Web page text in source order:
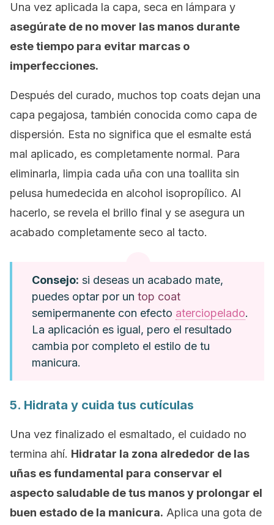
Una vez aplicada la capa, seca en lámpara y
asegúrate de no mover las manos durante
este tiempo para evitar marcas o
imperfecciones.
Después del curado, muchos top coats dejan una
capa pegajosa, también conocida como capa de
dispersión. Esta no significa que el esmalte está
mal aplicado, es completamente normal. Para
eliminarla, limpia cada uña con una toallita sin
pelusa humedecida en alcohol isopropílico. Al
hacerlo, se revela el brillo final y se asegura un
acabado completamente seco al tacto.
Consejo: si deseas un acabado mate,
puedes optar por un top coat
semipermanente con efecto aterciopelado.
La aplicación es igual, pero el resultado
cambia por completo el estilo de tu
manicura.
5. Hidrata y cuida tus cutículas
Una vez finalizado el esmaltado, el cuidado no
termina ahí. Hidratar la zona alrededor de las
uñas es fundamental para conservar el
aspecto saludable de tus manos y prolongar el
buen estado de la manicura. Aplica una gota de